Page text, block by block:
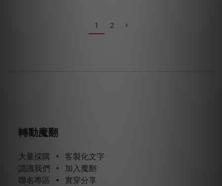
1 2
轉動魔翻
大量採購 •
客製化文字
認識我們 •
加入魔翻
聯名專區 •
實穿分享